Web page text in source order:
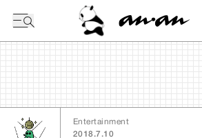
Entertainment
2018.7.10